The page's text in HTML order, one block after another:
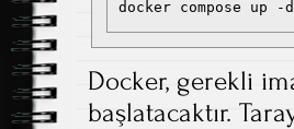
docker compose up -d
Docker, gerekli
başlatacaktır.